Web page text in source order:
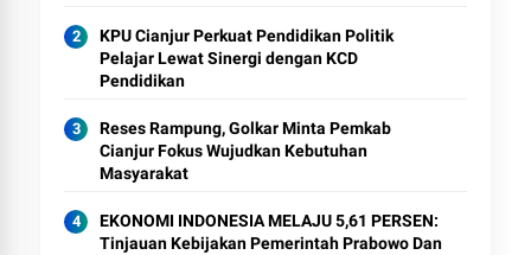
KPU Cianjur Perkuat Pendidikan Politik
Pelajar Lewat Sinergi dengan KCD
Pendidikan
Reses Rampung, Golkar Minta Pemkab
Cianjur Fokus Wujudkan Kebutuhan
Masyarakat
EKONOMI INDONESIA MELAJU 5,61 PERSEN:
Tinjauan Kebijakan Pemerintah Prabowo Dan